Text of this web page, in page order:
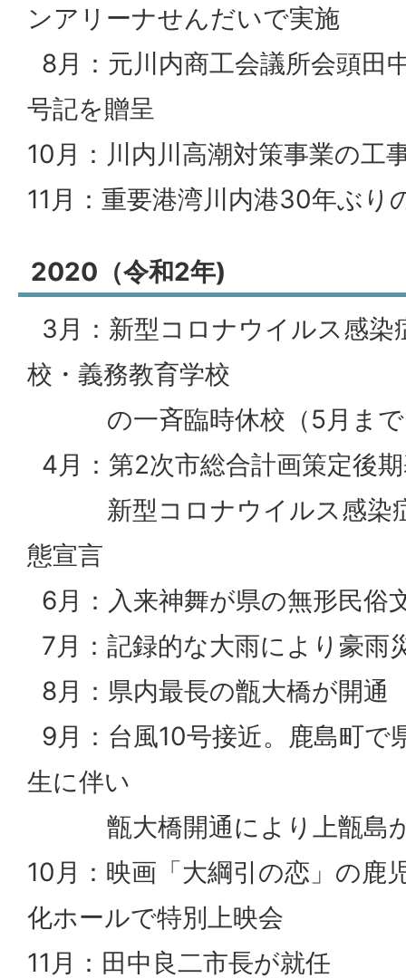
ンアリーナせんだいで実施
8月：元川内商工会議所会頭田
号記を贈呈
10月：川内川高潮対策事業の工
11月：重要港湾川内港30年ぶり
2020（令和2年)
3月：新型コロナウイルス感染
校・義務教育学校
の一斉臨時休校（5月まで
4月：第2次市総合計画策定後
新型コロナウイルス感染症
態宣言
6月：入来神舞が県の無形民俗
7月：記録的な大雨により豪雨
8月：県内最長の甑大橋が開通
9月：台風10号接近。鹿島町で
生に伴い
甑大橋開通により上甑島か
10月：映画「大綱引の恋」の鹿
化ホールで特別上映会
11月：田中良二市長が就任